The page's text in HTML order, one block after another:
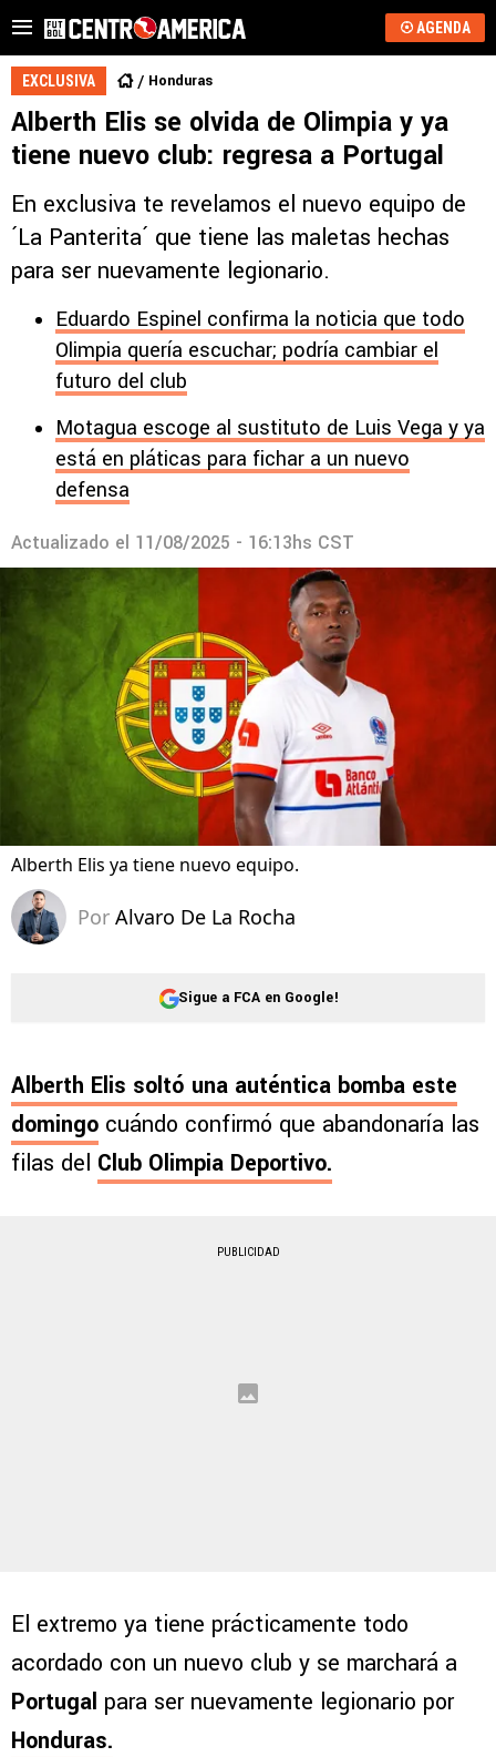
AGENDA
EXCLUSIVA Honduras
Alberth Elis se olvida de Olimpia y ya
tiene nuevo club: regresa a Portugal
En exclusiva te revelamos el nuevo equipo de
´La Panterita´ que tiene las maletas hechas
para ser nuevamente legionario.
Eduardo Espinel confirma la noticia que todo
Olimpia quería escuchar; podría cambiar el
futuro del club
Motagua escoge al sustituto de Luis Vega y ya
está en pláticas para fichar a un nuevo
defensa
Actualizado el 11/08/2025 - 16:13hs CST
Alberth Elis ya tiene nuevo equipo.
Por Alvaro De La Rocha
Sigue a FCA en Google!
Alberth Elis soltó una auténtica bomba este
domingo cuándo confirmó que abandonaría las
filas del Club Olimpia Deportivo.
PUBLICIDAD
El extremo ya tiene prácticamente todo
acordado con un nuevo club y se marchará a
Portugal para ser nuevamente legionario por
Honduras.